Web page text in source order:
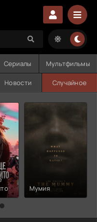
Сериалы Мультфильмы
Новости Случайное
Мумия